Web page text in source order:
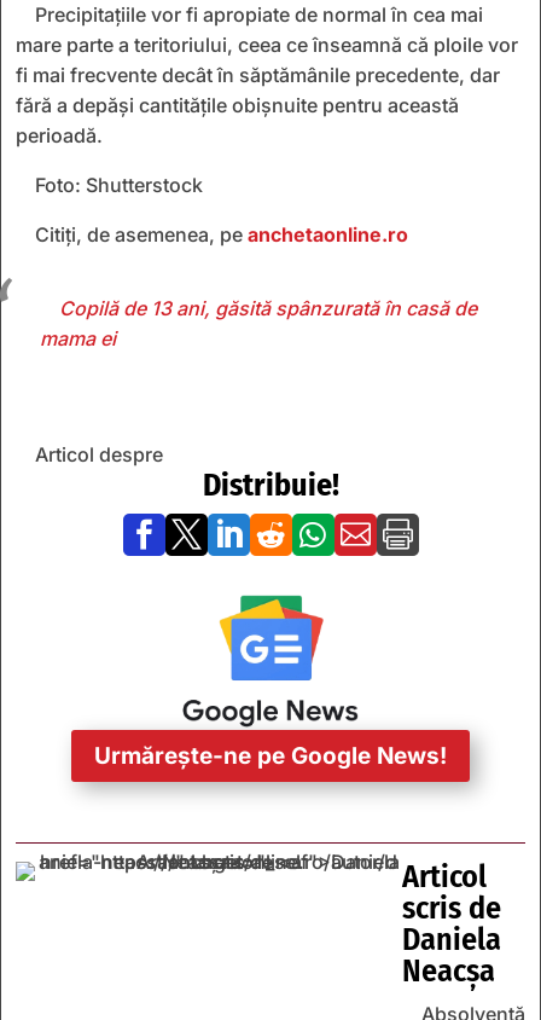
Precipitațiile vor fi apropiate de normal în cea mai
mare parte a teritoriului, ceea ce înseamnă că ploile vor
fi mai frecvente decât în săptămânile precedente, dar
fără a depăși cantitățile obișnuite pentru această
perioadă.
Foto: Shutterstock
Citiți, de asemenea, pe anchetaonline.ro
Copilă de 13 ani, găsită spânzurată în casă de
mama ei
Articol despre
Distribuie!
      
Urmărește-ne pe Google News!
Articol
scris de
Daniela
Neacșa
Absolventă